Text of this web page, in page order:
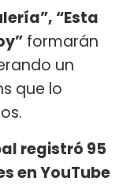
“Esta
formarán
un
que lo
registró 95
en YouTube